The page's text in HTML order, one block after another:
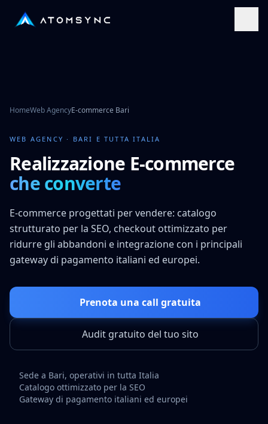
HomeWeb AgencyE-commerce Bari
WEB AGENCY · BARI E TUTTA ITALIA
Realizzazione E-commerce
che converte
E-commerce progettati per vendere: catalogo
strutturato per la SEO, checkout ottimizzato per
ridurre gli abbandoni e integrazione con i principali
gateway di pagamento italiani ed europei.
Prenota una call gratuita
Audit gratuito del tuo sito
Sede a Bari, operativi in tutta Italia
Catalogo ottimizzato per la SEO
Gateway di pagamento italiani ed europei